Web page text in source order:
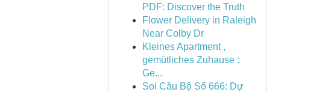
PDF: Discover the Truth
Flower Delivery in Raleigh
Near Colby Dr
Kleines Apartment ,
gemütliches Zuhause :
Ge...
Soi Cầu Bộ Số 666: Dự